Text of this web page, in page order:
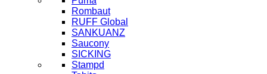
Rombaut
RUFF Global
SANKUANZ
Saucony
SICKING
Stampd